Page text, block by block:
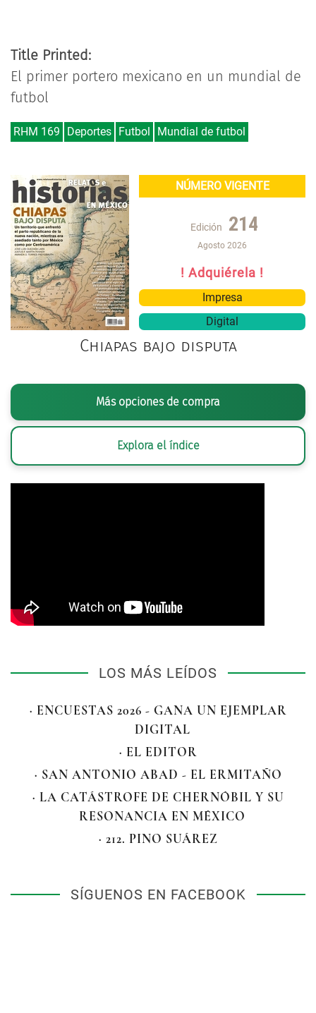
Title Printed:
El primer portero mexicano en un mundial de
futbol
RHM 169 Deportes Futbol Mundial de futbol
NÚMERO VIGENTE
Edición 214
Agosto 2026
! Adquiérela !
Impresa
Digital
Chiapas bajo disputa
Más opciones de compra
Explora el índice
LOS MÁS LEÍDOS
· ENCUESTAS 2026 - GANA UN EJEMPLAR
DIGITAL
· EL EDITOR
· SAN ANTONIO ABAD - EL ERMITAÑO
· LA CATÁSTROFE DE CHERNÓBIL Y SU
RESONANCIA EN MÉXICO
· 212. PINO SUÁREZ
SÍGUENOS EN FACEBOOK